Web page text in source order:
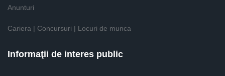
Anunturi
Cariera | Concursuri | Locuri de munca
Informaţii de interes public